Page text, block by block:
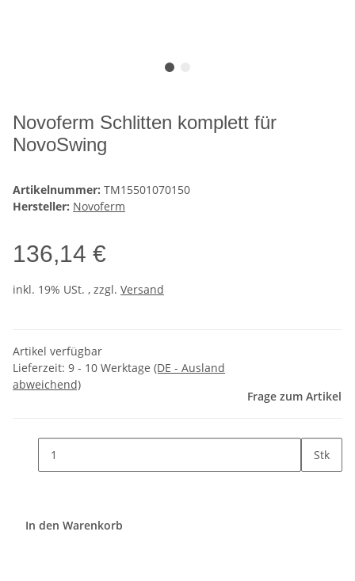
Novoferm Schlitten komplett für
NovoSwing
Artikelnummer: TM15501070150
Hersteller: Novoferm
136,14 €
inkl. 19% USt. , zzgl. Versand
Artikel verfügbar
Lieferzeit: 9 - 10 Werktage (DE - Ausland
abweichend)
Frage zum Artikel
Stk
In den Warenkorb